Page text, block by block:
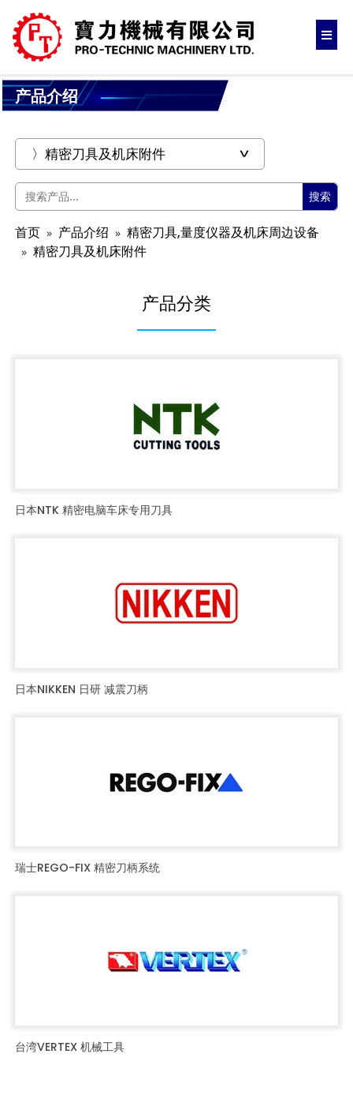
产品介绍
搜索
首页 产品介绍
精密刀具,量度仪器及机床周边设备
精密刀具及机床附件
产品分类
日本NTK 精密电脑车床专用刀具
日本NIKKEN 日研 减震刀柄
瑞士REGO-FIX 精密刀柄系统
台湾VERTEX 机械工具